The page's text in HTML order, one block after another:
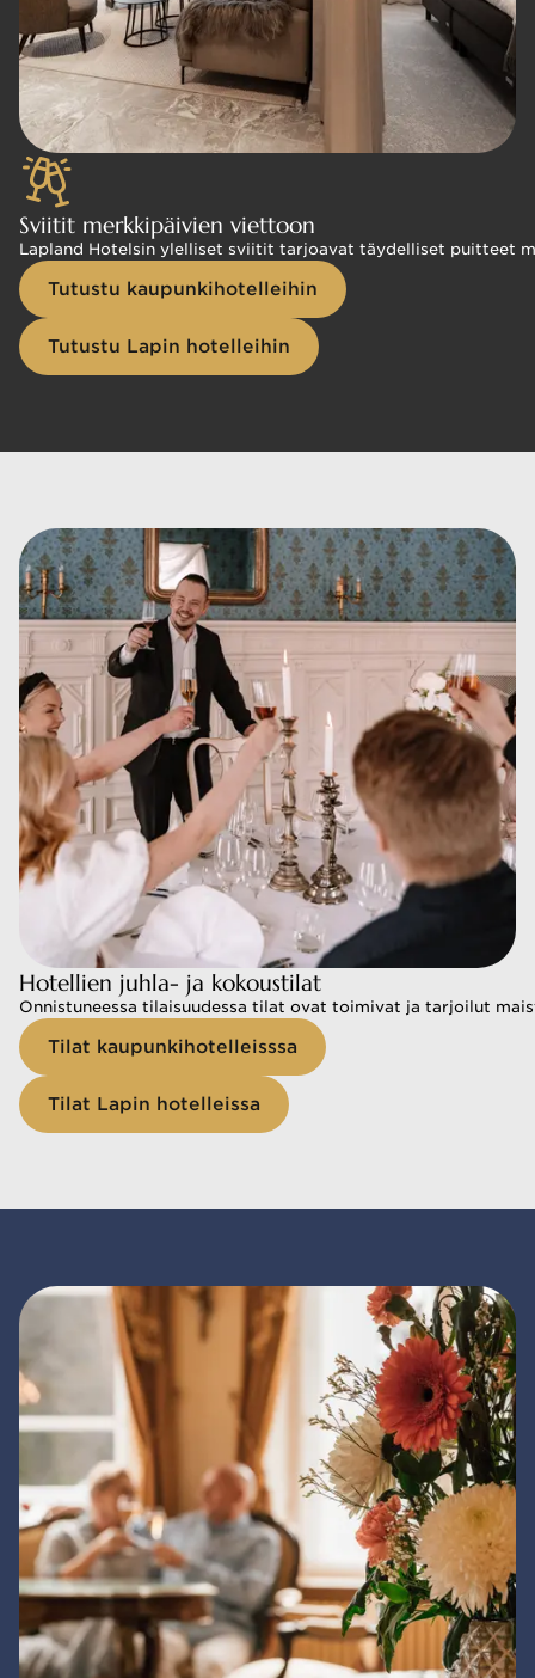
Sviitit merkkipäivien viettoon
Lapland Hotelsin ylelliset sviitit tarjoavat täydelliset puitteet
Tutustu kaupunkihotelleihin
Tutustu Lapin hotelleihin
Hotellien juhla- ja kokoustilat
Onnistuneessa tilaisuudessa tilat ovat toimivat ja tarjoilut
Tilat kaupunkihotelleisssa
Tilat Lapin hotelleissa